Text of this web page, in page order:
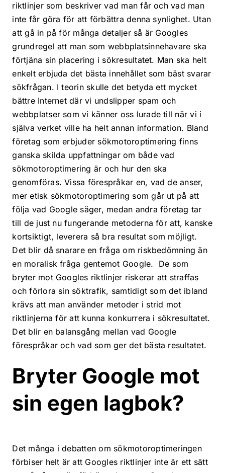
riktlinjer som beskriver vad man får och vad man
inte får göra för att förbättra denna synlighet. Utan
att gå in på för många detaljer så är Googles
grundregel att man som webbplatsinnehavare ska
förtjäna sin placering i sökresultatet. Man ska helt
enkelt erbjuda det bästa innehållet som bäst svarar
sökfrågan. I teorin skulle det betyda ett mycket
bättre Internet där vi undslipper spam och
webbplatser som vi känner oss lurade till när vi i
själva verket ville ha helt annan information. Bland
företag som erbjuder sökmotoroptimering finns
ganska skilda uppfattningar om både vad
sökmotoroptimering är och hur den ska
genomföras. Vissa förespråkar en, vad de anser,
mer etisk sökmotoroptimering som går ut på att
följa vad Google säger, medan andra företag tar
till de just nu fungerande metoderna för att, kanske
kortsiktigt, leverera så bra resultat som möjligt.
Det blir då snarare en fråga om riskbedömning än
en moralisk fråga gentemot Google. De som
bryter mot Googles riktlinjer riskerar att straffas
och förlora sin söktrafik, samtidigt som det ibland
krävs att man använder metoder i strid mot
riktlinjerna för att kunna konkurrera i sökresultatet.
Det blir en balansgång mellan vad Google
förespråkar och vad som ger det bästa resultatet.
Bryter Google mot
sin egen lagbok?
Det många i debatten om sökmotoroptimeringen
förbiser helt är att Googles riktlinjer inte är ett sätt